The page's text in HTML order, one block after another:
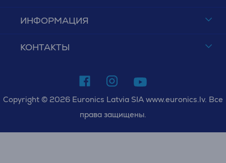
ИНФОРМАЦИЯ
КОНТАКТЫ
Copyright © 2026 Euronics Latvia SIA www.euronics.lv. Все
права защищены.